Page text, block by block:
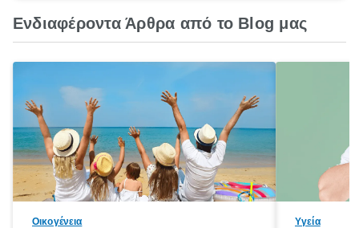
Ενδιαφέροντα Άρθρα από το Blog μας
Οικογένεια Υγεία